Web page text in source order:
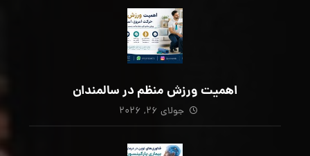
اهمیت ورزش منظم در سالمندان
جولای ۲۶, ۲۰۲۶